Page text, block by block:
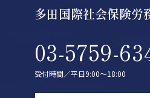
多田国際社会保険労
03-5759-
受付時間／平日9:00〜18:00